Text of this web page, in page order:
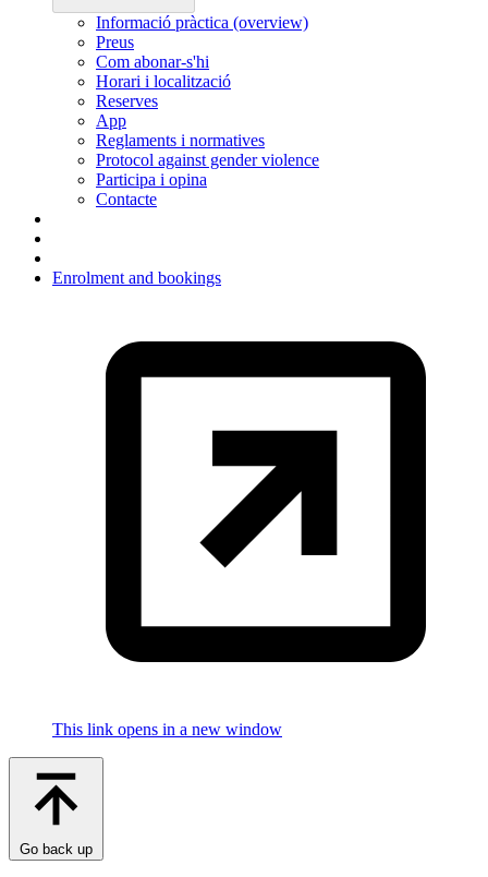
Informació pràctica (overview)
Preus
Com abonar-s'hi
Horari i localització
Reserves
App
Reglaments i normatives
Protocol against gender violence
Participa i opina
Contacte
Enrolment and bookings
This link opens in a new window
Go back up